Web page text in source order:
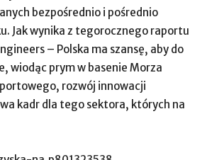
bezpośrednio i pośrednio
Jak wynika z tegorocznego raportu
– Polska ma szansę, aby do
wiodąc prym w basenie Morza
rozwój innowacji
kadr dla tego sektora, których na